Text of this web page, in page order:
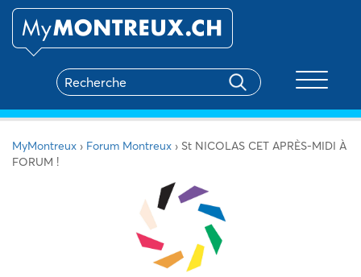
MyMontreux › Forum Montreux › St NICOLAS CET APRÈS-MIDI À
FORUM !